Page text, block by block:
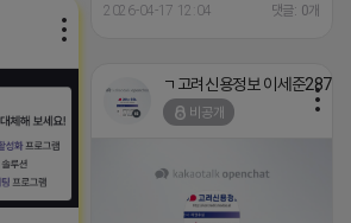
2026-04-17 12:04 댓글: 0개
비공개